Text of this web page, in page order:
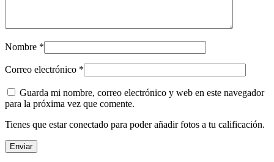
Nombre *
Correo electrónico *
Guarda mi nombre, correo electrónico y web en este navegador
para la próxima vez que comente.
Tienes que estar conectado para poder añadir fotos a tu calificación.